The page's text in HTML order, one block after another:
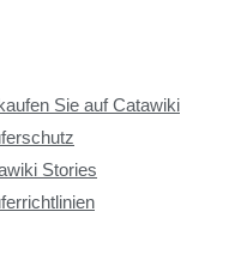
Sie auf Catawiki
Stories